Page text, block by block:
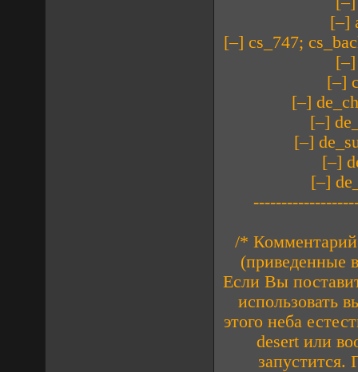
[–]
[–] cs_747;
[–]
[–]
[–]
[–]
[–]
[–]
/*
(приведенные
Если Вы
использовать
этого неба
desert или
запустится.